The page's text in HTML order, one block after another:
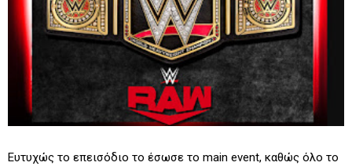
Ευτυχώς το επεισόδιο το έσωσε το main event, καθώς όλο το